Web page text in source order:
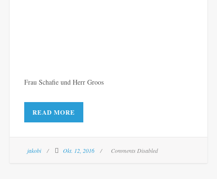
Frau Schafie und Herr Groos
READ MORE
jakobi Okt. 12, 2016 Comments Disabled